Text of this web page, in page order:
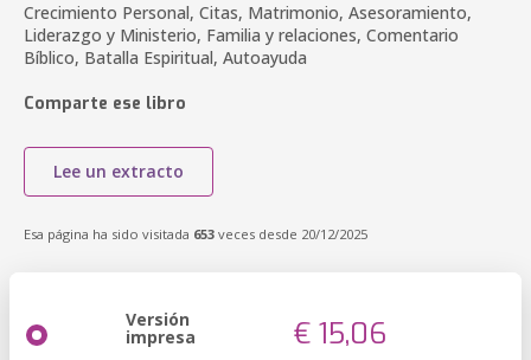
Crecimiento Personal, Citas, Matrimonio, Asesoramiento,
Liderazgo y Ministerio, Familia y relaciones, Comentario
Bíblico, Batalla Espiritual, Autoayuda
Comparte ese libro
Lee un extracto
Esa página ha sido visitada 653 veces desde 20/12/2025
Versión
impresa € 15,06